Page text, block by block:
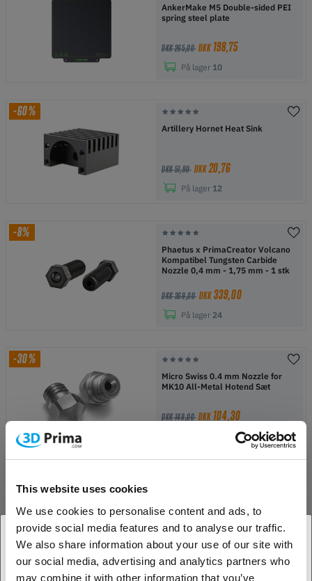
This website uses cookies
We use cookies to personalise content and ads, to
provide social media features and to analyse our traffic.
We also share information about your use of our site with
our social media, advertising and analytics partners who
may combine it with other information that you’ve
AnkerMake M5 Double-sided PEI
spring steel plate
DKK 265,00 DKK 198,75
På lager 10
-60%
Artillery Hornet Heat Sink
DKK 51,90 DKK20,76
På lager 12
-8%
Phaetus x PrimaCreator Volcano
Kompatibel Tungsten Carbide
Nozzle 0,4 mm - 1,75 mm - 1 stk
DKK 369,00 DKK339,00
På lager 24
-30%
Micro Swiss 0.4 mm Nozzle for
MK10 All-Metal Hotend Sæt
DKK 149,00 DKK 104,30
Finger Montering
47,60
På lager10
1. Er du erhvervskunde eller privatkunde?